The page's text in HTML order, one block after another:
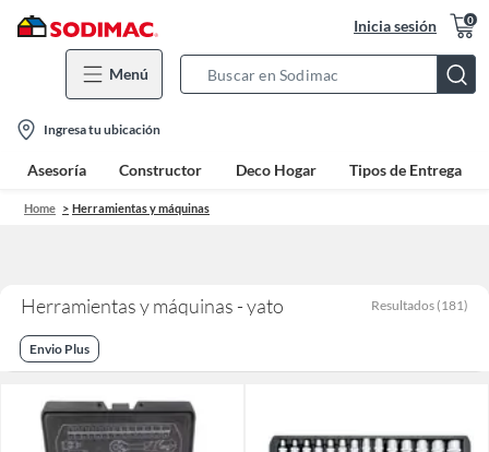
Inicia sesión 0
Menú
Bar
location-
icon
Ingresa tu ubicación
Asesoría Constructor Deco Hogar Tipos de Entrega
Home Herramientas y máquinas
Herramientas y máquinas - yato Resultados (181)
Envio Plus